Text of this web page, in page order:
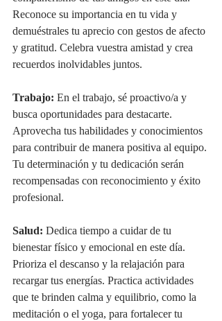
Reconoce su importancia en tu vida y
demuéstrales tu aprecio con gestos de afecto
y gratitud. Celebra vuestra amistad y crea
recuerdos inolvidables juntos.
Trabajo: En el trabajo, sé proactivo/a y
busca oportunidades para destacarte.
Aprovecha tus habilidades y conocimientos
para contribuir de manera positiva al equipo.
Tu determinación y tu dedicación serán
recompensadas con reconocimiento y éxito
profesional.
Salud: Dedica tiempo a cuidar de tu
bienestar físico y emocional en este día.
Prioriza el descanso y la relajación para
recargar tus energías. Practica actividades
que te brinden calma y equilibrio, como la
meditación o el yoga, para fortalecer tu